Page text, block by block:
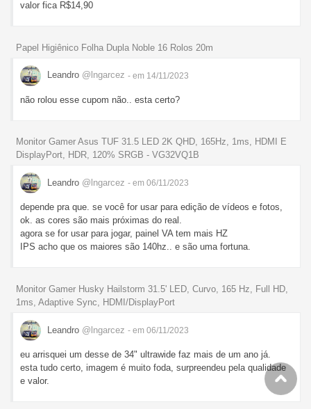
valor fica R$14,90
Papel Higiênico Folha Dupla Noble 16 Rolos 20m
Leandro @lngarcez - em 14/11/2023
não rolou esse cupom não.. esta certo?
Monitor Gamer Asus TUF 31.5 LED 2K QHD, 165Hz, 1ms, HDMI E
DisplayPort, HDR, 120% SRGB - VG32VQ1B
Leandro @lngarcez - em 06/11/2023
depende pra que. se você for usar para edição de vídeos e fotos,
ok. as cores são mais próximas do real.
agora se for usar para jogar, painel VA tem mais HZ
IPS acho que os maiores são 140hz.. e são uma fortuna.
Monitor Gamer Husky Hailstorm 31.5' LED, Curvo, 165 Hz, Full HD,
1ms, Adaptive Sync, HDMI/DisplayPort
Leandro @lngarcez - em 06/11/2023
eu arrisquei um desse de 34" ultrawide faz mais de um ano já.
esta tudo certo, imagem é muito foda, surpreendeu pela qualidade
e valor.